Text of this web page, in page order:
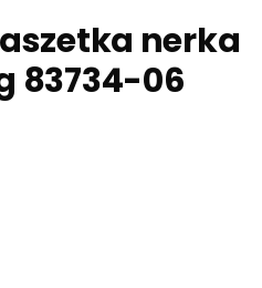
nerka
83734-06